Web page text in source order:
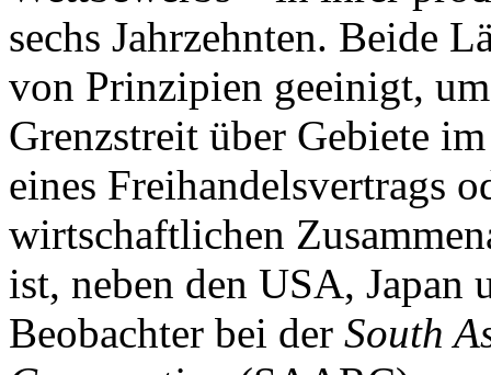
sechs Jahrzehnten. Beide
von Prinzipien geeinigt,
Grenzstreit über Gebiete
eines Freihandelsvertrags
wirtschaftlichen
ist, neben den USA, Japan
Beobachter bei der South